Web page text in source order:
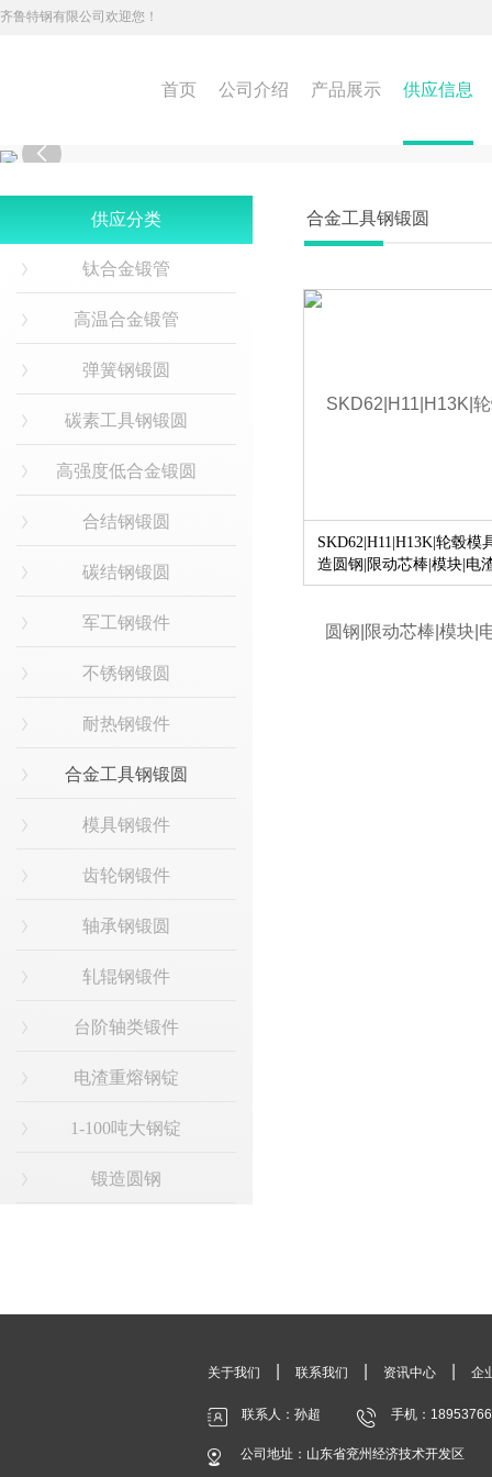
齐鲁特钢有限公司欢迎您！
首页 公司介绍 产品展示 供应信息

供应分类
钛合金锻管
高温合金锻管
弹簧钢锻圆
碳素工具钢锻圆
高强度低合金锻圆
合结钢锻圆
碳结钢锻圆
军工钢锻件
不锈钢锻圆
耐热钢锻件
合金工具钢锻圆
模具钢锻件
齿轮钢锻件
轴承钢锻圆
轧辊钢锻件
台阶轴类锻件
电渣重熔钢锭
1-100吨大钢锭
锻造圆钢
合金工具钢锻圆
SKD62|H11|H13K|轮毂模
造圆钢|限动芯棒|模块|电
熔锭
关于我们 联系我们 资讯中心 企
联系人：孙超 手机：
公司地址：山东省兖州经济技术开发区